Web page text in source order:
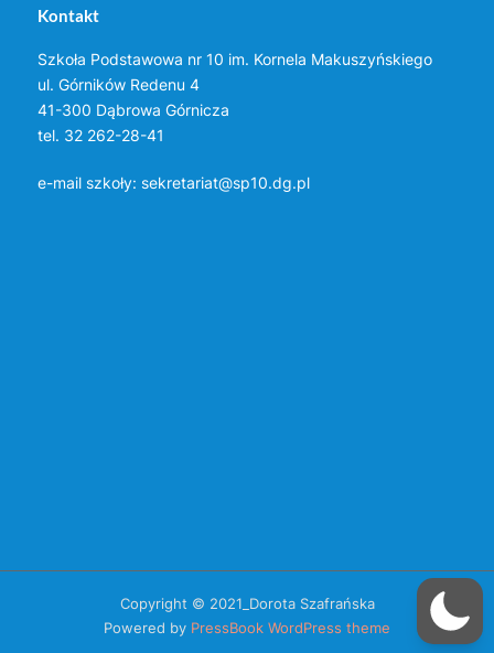
Kontakt
Szkoła Podstawowa nr 10 im. Kornela Makuszyńskiego
ul. Górników Redenu 4
41-300 Dąbrowa Górnicza
tel. 32 262-28-41
e-mail szkoły: sekretariat@sp10.dg.pl
Copyright © 2021_Dorota Szafrańska
Powered by PressBook WordPress theme